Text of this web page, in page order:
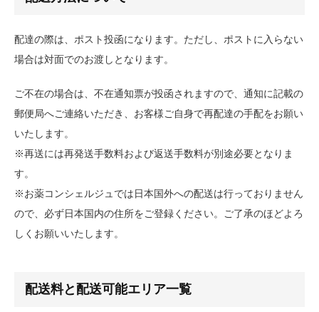
配達の際は、ポスト投函になります。ただし、ポストに入らない
場合は対面でのお渡しとなります。
ご不在の場合は、不在通知票が投函されますので、通知に記載の
郵便局へご連絡いただき、お客様ご自身で再配達の手配をお願い
いたします。
※再送には再発送手数料および返送手数料が別途必要となりま
す。
※お薬コンシェルジュでは日本国外への配送は行っておりません
ので、必ず日本国内の住所をご登録ください。ご了承のほどよろ
しくお願いいたします。
配送料と配送可能エリア一覧